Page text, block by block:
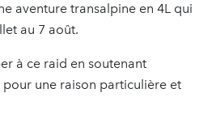
aventure transalpine en 4L qui
au 7 août.
à ce raid en soutenant
pour une raison particulière et